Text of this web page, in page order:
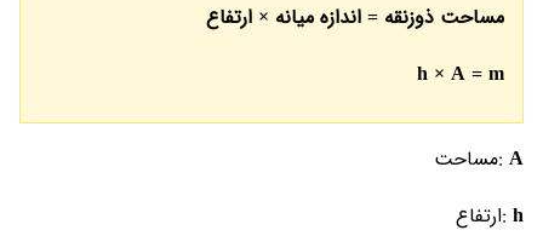
مساحت ذوزنقه = اندازه میانه × ارتفاع
h × A = m
A :مساحت
h :ارتفاع